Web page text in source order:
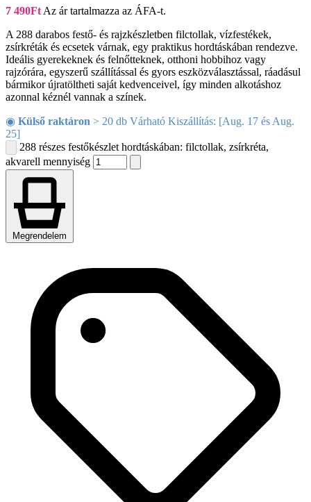
7 490Ft Az ár tartalmazza az ÁFA-t.
A 288 darabos festő- és rajzkészletben filctollak, vízfestékek,
zsírkréták és ecsetek várnak, egy praktikus hordtáskában rendezve.
Ideális gyerekeknek és felnőtteknek, otthoni hobbihoz vagy
rajzórára, egyszerű szállítással és gyors eszközválasztással, ráadásul
bármikor újratöltheti saját kedvenceivel, így minden alkotáshoz
azonnal kéznél vannak a színek.
◉ Külső raktáron > 20 db Várható Kiszállítás: [Aug. 17 és Aug.
25]
288 részes festőkészlet hordtáskában: filctollak, zsírkréta,
akvarell mennyiség
Megrendelem